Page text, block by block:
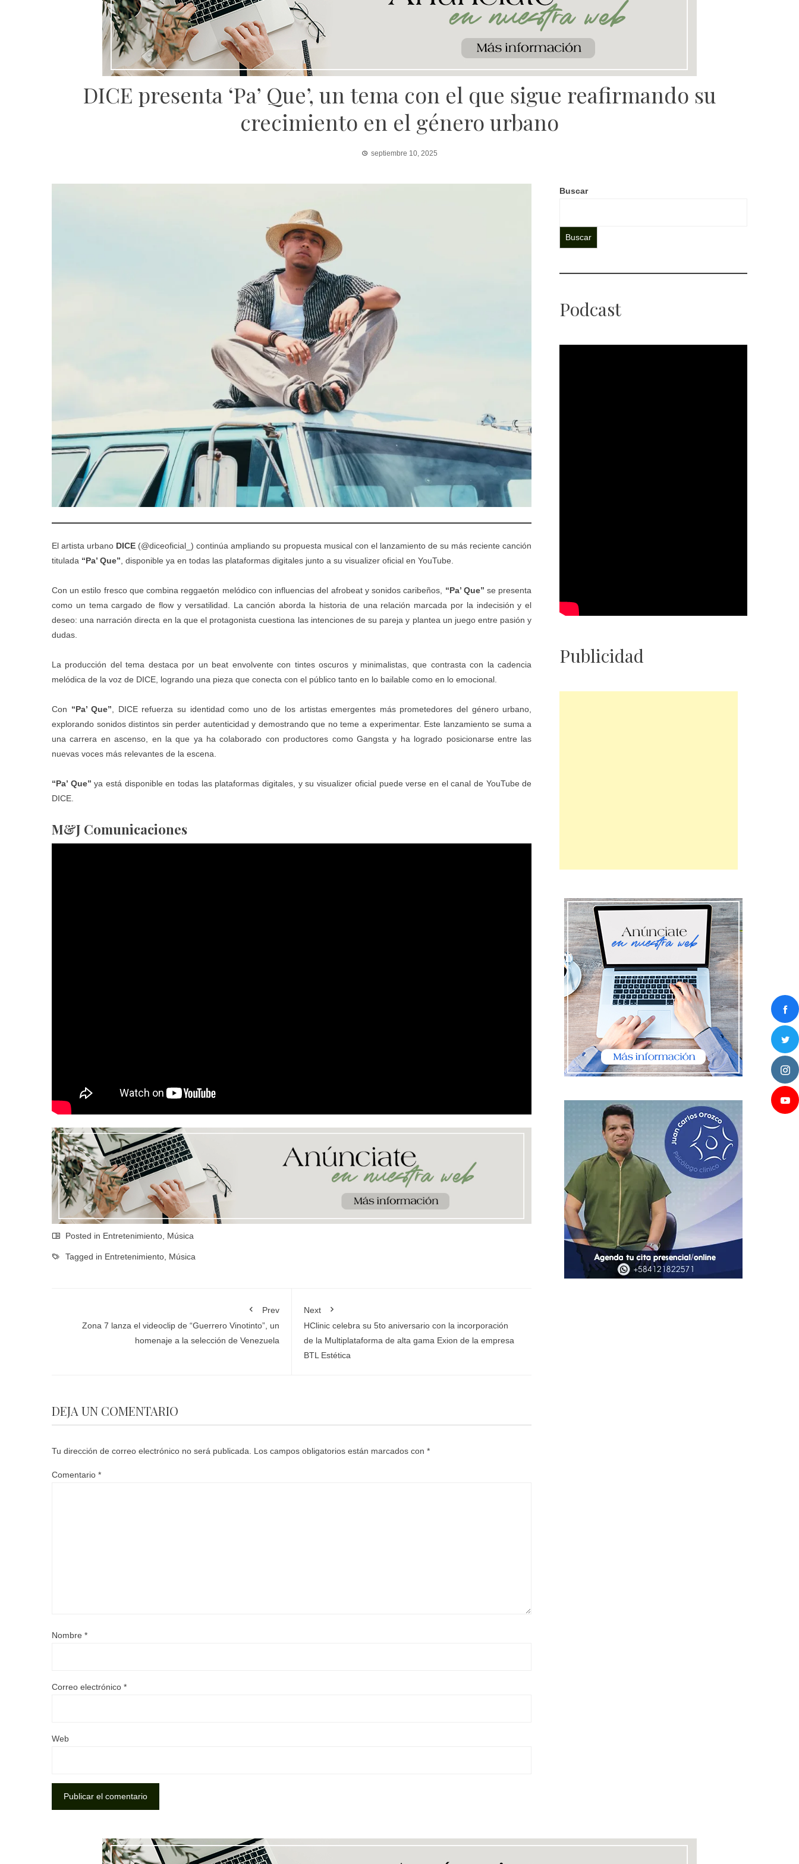
DICE presenta ‘Pa’ Que’, un tema con el que sigue reafirmando su
crecimiento en el género urbano
septiembre 10, 2025
El artista urbano DICE (@diceoficial_) continúa ampliando su propuesta musical con el lanzamiento de su más reciente canción
titulada “Pa’ Que”, disponible ya en todas las plataformas digitales junto a su visualizer oficial en YouTube.
Con un estilo fresco que combina reggaetón melódico con influencias del afrobeat y sonidos caribeños, “Pa’ Que” se presenta
como un tema cargado de flow y versatilidad. La canción aborda la historia de una relación marcada por la indecisión y el
deseo: una narración directa en la que el protagonista cuestiona las intenciones de su pareja y plantea un juego entre pasión y
dudas.
La producción del tema destaca por un beat envolvente con tintes oscuros y minimalistas, que contrasta con la cadencia
melódica de la voz de DICE, logrando una pieza que conecta con el público tanto en lo bailable como en lo emocional.
Con “Pa’ Que”, DICE refuerza su identidad como uno de los artistas emergentes más prometedores del género urbano,
explorando sonidos distintos sin perder autenticidad y demostrando que no teme a experimentar. Este lanzamiento se suma a
una carrera en ascenso, en la que ya ha colaborado con productores como Gangsta y ha logrado posicionarse entre las
nuevas voces más relevantes de la escena.
“Pa’ Que” ya está disponible en todas las plataformas digitales, y su visualizer oficial puede verse en el canal de YouTube de
DICE.
M&J Comunicaciones
Posted in Entretenimiento Música
Tagged in Entretenimiento Música
Prev
Zona 7 lanza el videoclip de “Guerrero Vinotinto”, un
homenaje a la selección de Venezuela
Next
HClinic celebra su 5to aniversario con la incorporación
de la Multiplataforma de alta gama Exion de la empresa
BTL Estética
DEJA UN COMENTARIO
Tu dirección de correo electrónico no será publicada. Los campos obligatorios están marcados con *
Comentario *
Nombre *
Correo electrónico *
Web
Buscar
Buscar
Podcast
Publicidad